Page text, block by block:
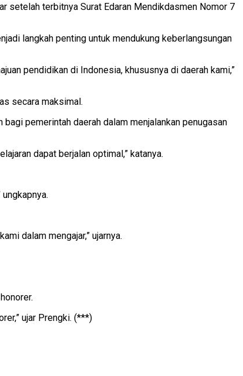
setelah terbitnya Surat Edaran Mendikdasmen Nomor 7
langkah penting untuk mendukung keberlangsungan
pendidikan di Indonesia, khususnya di daerah kami,”
secara maksimal.
pemerintah daerah dalam menjalankan penugasan
dapat berjalan optimal,” katanya.
dalam mengajar,” ujarnya.
ujar Prengki. (***)